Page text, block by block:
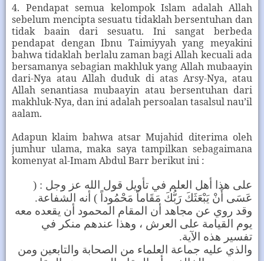
4. Pendapat semua kelompok Islam adalah Allah
sebelum mencipta sesuatu tidaklah bersentuhan dan
tidak baain dari sesuatu. Ini sangat berbeda
pendapat dengan Ibnu Taimiyyah yang meyakini
bahwa tidaklah berlalu zaman bagi Allah kecuali ada
bersamanya sebagian makhluk yang Allah mubaayin
dari-Nya atau Allah duduk di atas Arsy-Nya, atau
Allah senantiasa mubaayin atau bersentuhan dari
makhluk-Nya, dan ini adalah persoalan tasalsul nau’il
aalam.
Adapun klaim bahwa atsar Mujahid diterima oleh
jumhur ulama, maka saya tampilkan sebagaimana
komenyat al-Imam Abdul Barr berikut ini :
على هذا أهل العلم في تأويل قول الله عز وجل : (
عَسَى أَنْ يَبْعَثَكَ رَبُّكَ مَقَاماً مَحْمُوداً ) أنه الشفاعة.
وقد روي عن مجاهد أن المقام المحمود أن يقعده معه
يوم القيامة على العرش ، وهذا عندهم منكر في
تفسير هذه الآية.
والذي عليه جماعة العلماء من الصحابة والتابعين ومن